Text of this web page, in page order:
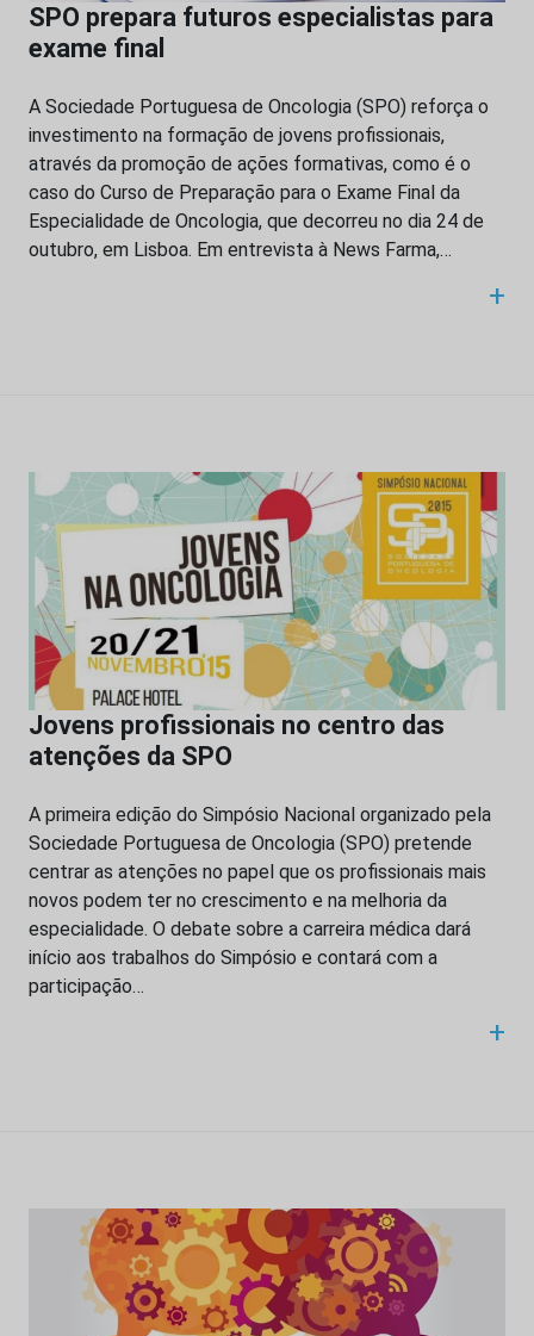
SPO prepara futuros especialistas para
exame final
A Sociedade Portuguesa de Oncologia (SPO) reforça o
investimento na formação de jovens profissionais,
através da promoção de ações formativas, como é o
caso do Curso de Preparação para o Exame Final da
Especialidade de Oncologia, que decorreu no dia 24 de
outubro, em Lisboa. Em entrevista à News Farma,…
+
Jovens profissionais no centro das
atenções da SPO
A primeira edição do Simpósio Nacional organizado pela
Sociedade Portuguesa de Oncologia (SPO) pretende
centrar as atenções no papel que os profissionais mais
novos podem ter no crescimento e na melhoria da
especialidade. O debate sobre a carreira médica dará
início aos trabalhos do Simpósio e contará com a
participação…
+